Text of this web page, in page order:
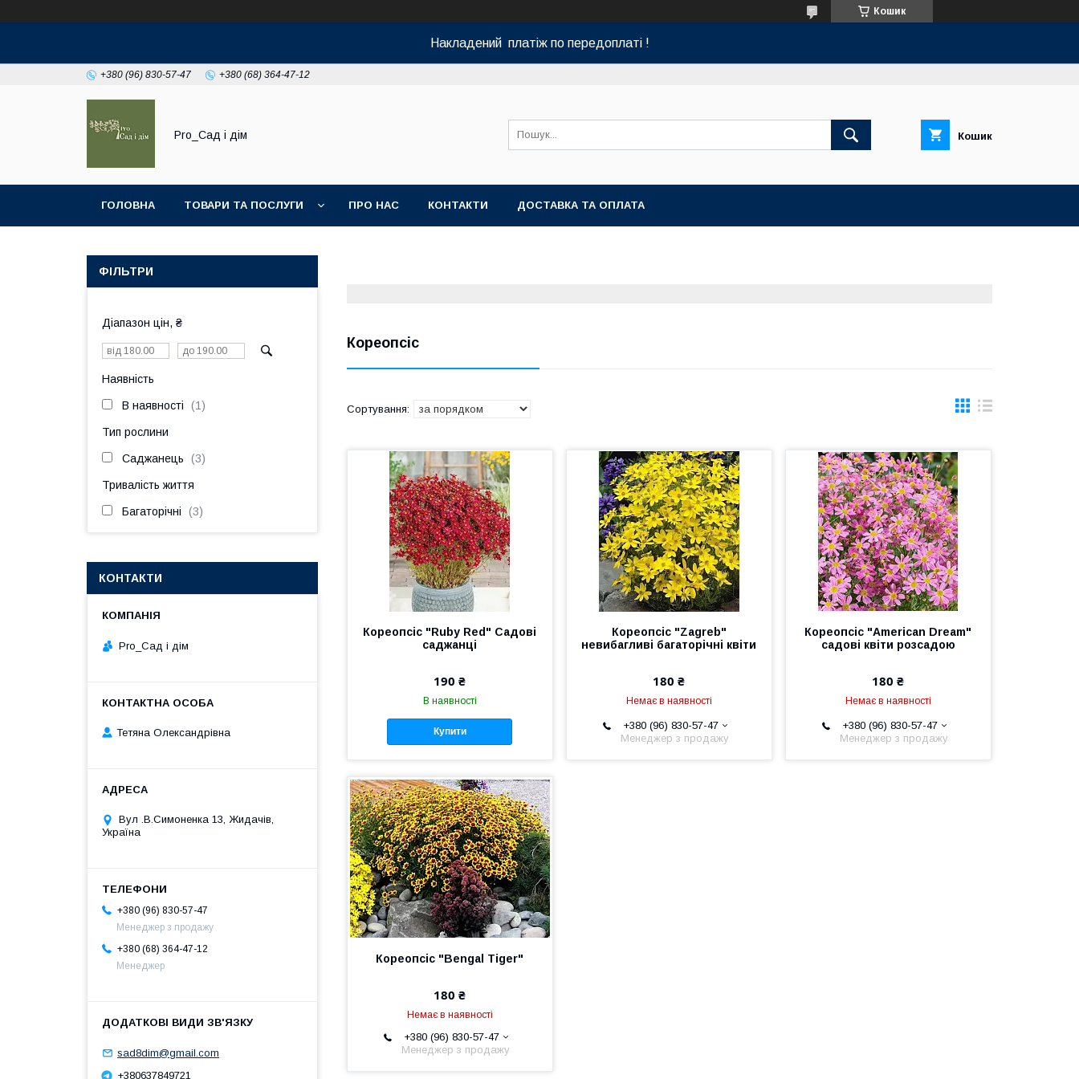
Кошик
Накладений платіж по передоплаті !
+380 (96) 830-57-47 +380 (68) 364-47-12
Pro_Сад і дім Кошик
ГОЛОВНА ТОВАРИ ТА ПОСЛУГИ ПРО НАС КОНТАКТИ ДОСТАВКА ТА ОПЛАТА
Кореопсіс
Кореопсіс "Ruby Red" Садові
саджанці
190 ₴
В наявності
Купити
Кореопсіс "Zagreb"
невибагливі багаторічні квіти
180 ₴
Немає в наявності
+380 (96) 830-57-47
Менеджер з продажу
Кореопсіс "American Dream"
садові квіти розсадою
180 ₴
Немає в наявності
+380 (96) 830-57-47
Менеджер з продажу
Кореопсіс "Bengal Tiger"
180 ₴
Немає в наявності
+380 (96) 830-57-47
Менеджер з продажу
ФІЛЬТРИ
Діапазон цін, ₴
Наявність
В наявності 1
Тип рослини
Саджанець 3
Тривалість життя
Багаторічні 3
КОНТАКТИ
Pro_Сад і дім
Тетяна Олександрівна
Вул .В.Симоненка 13, Жидачів,
Україна
+380 (96) 830-57-47
Менеджер з продажу
+380 (68) 364-47-12
Менеджер
sad8dim@gmail.com
+380637849721